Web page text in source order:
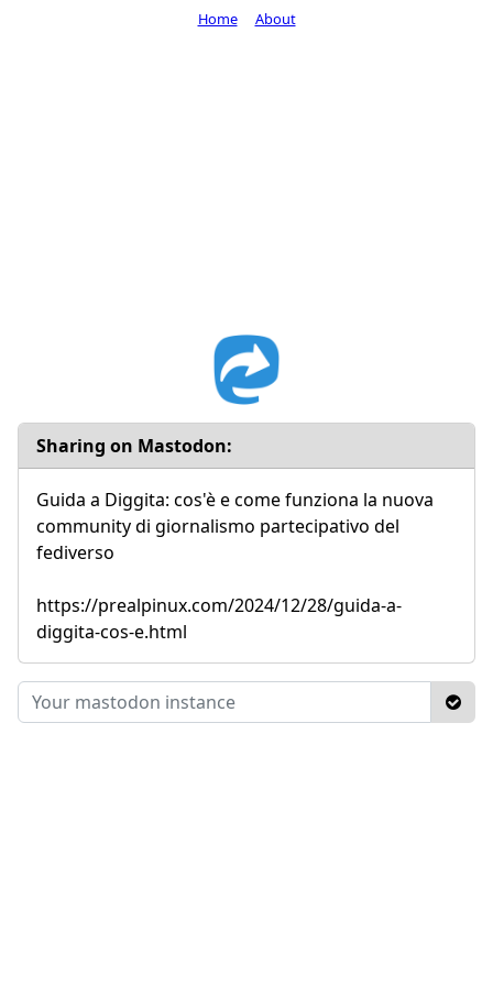
Sharing on Mastodon:
Guida a Diggita: cos'è e come funziona la nuova
community di giornalismo partecipativo del
fediverso
https://prealpinux.com/2024/12/28/guida-a-
diggita-cos-e.html
Home About